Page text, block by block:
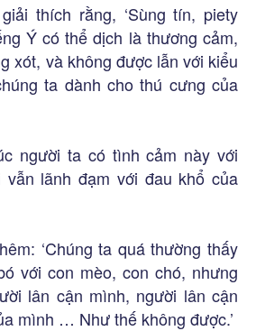
thích rằng, ‘Sùng tín, piety
Ý có thể dịch là thương cảm,
xót, và không được lẫn với kiểu
ta dành cho thú cưng của
người ta có tình cảm này với
vẫn lãnh đạm với đau khổ của
‘Chúng ta quá thường thấy
với con mèo, con chó, nhưng
lân cận mình, người lân cận
mình … Như thế không được.’